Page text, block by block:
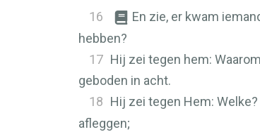
16 En zie, er kwam
hebben?
17 Hij zei tegen hem:
geboden in acht.
18 Hij zei tegen Hem:
afleggen;